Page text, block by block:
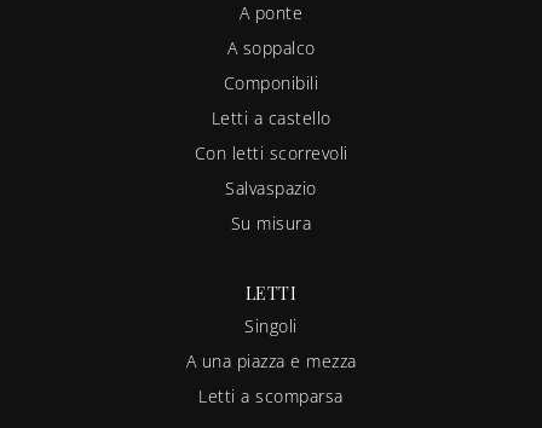
A ponte
A soppalco
Componibili
Letti a castello
Con letti scorrevoli
Salvaspazio
Su misura
LETTI
Singoli
A una piazza e mezza
Letti a scomparsa